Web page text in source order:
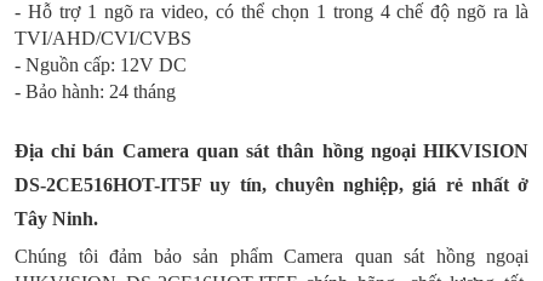
- Hỗ trợ 1 ngõ ra video, có thể chọn 1 trong 4 chế độ ngõ ra là
TVI/AHD/CVI/CVBS
- Nguồn cấp: 12V DC
- Bảo hành: 24 tháng
Địa chỉ bán Camera quan sát thân hồng ngoại HIKVISION
DS-2CE516HOT-IT5F uy tín, chuyên nghiệp, giá rẻ nhất ở
Tây Ninh.
Chúng tôi đảm bảo sản phẩm Camera quan sát hồng ngoại